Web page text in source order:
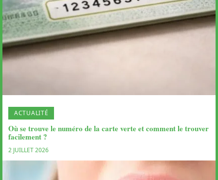
ACTUALITÉ
Où se trouve le numéro de la carte verte et comment le trouver
facilement ?
2 JUILLET 2026